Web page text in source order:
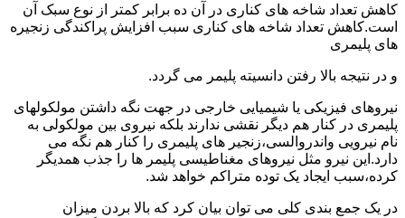
کاهش تعداد شاخه های کناری در آن ده برابر کمتر از نوع سبک آن
است.کاهش تعداد شاخه های کناری سبب افزایش پراکندگی زنجیره
های پلیمری
و در نتیجه بالا رفتن دانسیته پلیمر می گردد.
نیروهای فیزیکی یا شیمیایی خارجی در جهت نگه داشتن مولکولهای
پلیمری در کنار هم دیگر نقشی ندارند بلکه نیروی بین مولکولی به
نام نیرویی واندروالسی،زنجیر های پلیمری را کنار هم نگه می
دارد.این نیرو مثل نیروهای مغناطیسی پلیمر ها را جذب همدیگر
کرده،سبب ایجاد یک توده متراکم خواهد شد.
در یک جمع بندی کلی می توان بیان کرد که بالا بردن میزان